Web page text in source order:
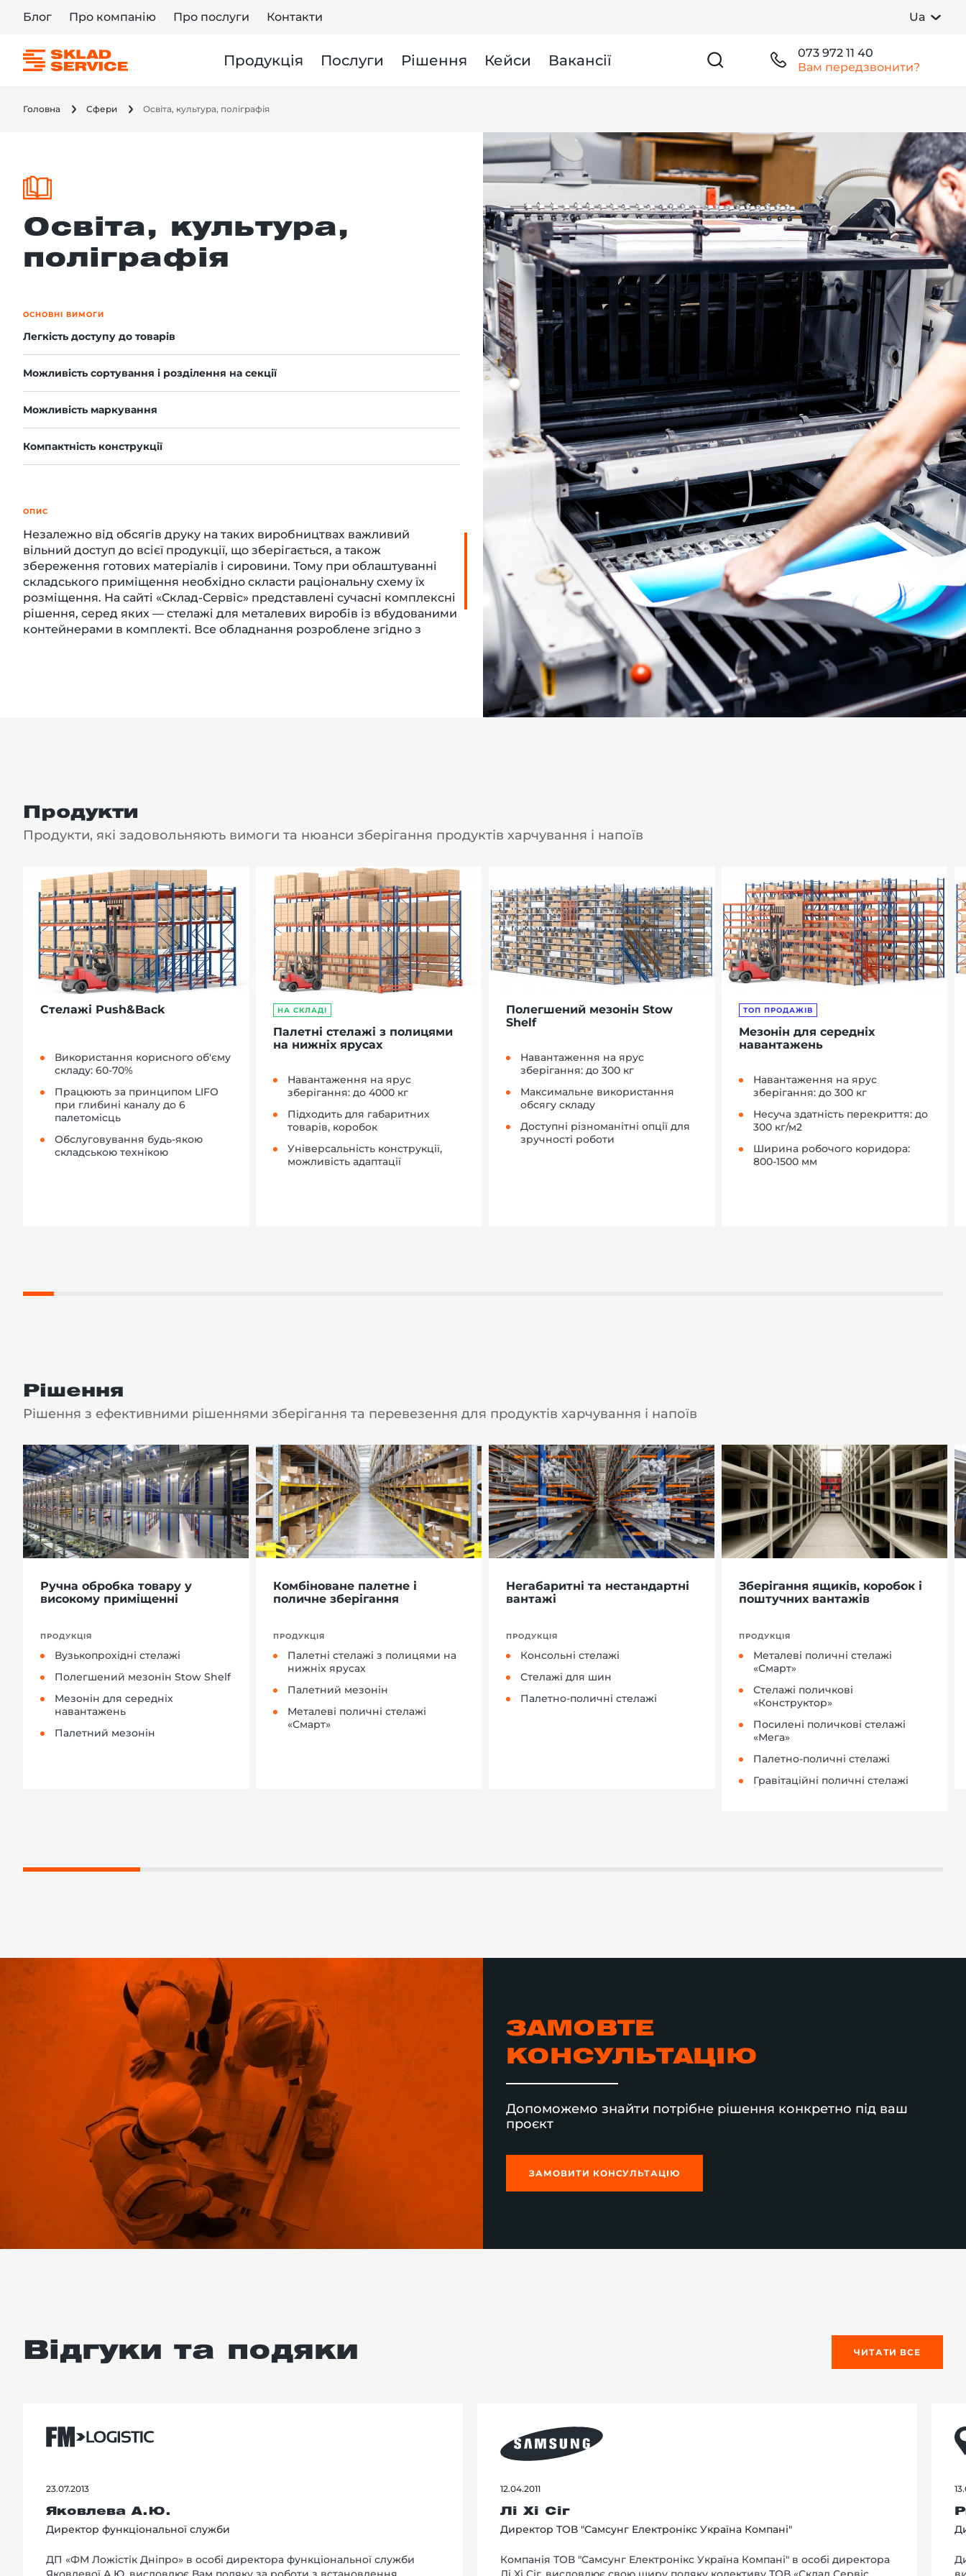
Блог Про компанію Про послуги Контакти Ua
Продукція Послуги Рішення Кейси Вакансії
073 972 11 40
Вам передзвонити?
Головна Сфери Освіта, культура, поліграфія
Освіта, культура,
поліграфія
ОСНОВНІ ВИМОГИ
Легкість доступу до товарів
Можливість сортування і розділення на секції
Можливість маркування
Компактність конструкції
ОПИС
Незалежно від обсягів друку на таких виробництвах важливий
вільний доступ до всієї продукції, що зберігається, а також
збереження готових матеріалів і сировини. Тому при облаштуванні
складського приміщення необхідно скласти раціональну схему їх
розміщення. На сайті «Склад-Сервіс» представлені сучасні комплексні
рішення, серед яких — стелажі для металевих виробів із вбудованими
контейнерами в комплекті. Все обладнання розроблене згідно з
Продукти
Продукти, які задовольняють вимоги та нюанси зберігання продуктів харчування і напоїв
Стелажі Push&Back
Використання корисного об'єму
складу: 60-70%
Працюють за принципом LIFO
при глибині каналу до 6
палетомісць
Обслуговування будь-якою
складською технікою
НА СКЛАДІ
Палетні стелажі з полицями
на нижніх ярусах
Навантаження на ярус
зберігання: до 4000 кг
Підходить для габаритних
товарів, коробок
Універсальність конструкції,
можливість адаптації
Полегшений мезонін Stow
Shelf
Навантаження на ярус
зберігання: до 300 кг
Максимальне використання
обсягу складу
Доступні різноманітні опції для
зручності роботи
ТОП ПРОДАЖІВ
Мезонін для середніх
навантажень
Навантаження на ярус
зберігання: до 300 кг
Несуча здатність перекриття: до
300 кг/м2
Ширина робочого коридора:
800-1500 мм
Рішення
Рішення з ефективними рішеннями зберігання та перевезення для продуктів харчування і напоїв
Ручна обробка товару у
високому приміщенні
ПРОДУКЦІЯ
Вузькопрохідні стелажі
Полегшений мезонін Stow Shelf
Мезонін для середніх
навантажень
Палетний мезонін
Комбіноване палетне і
поличне зберігання
ПРОДУКЦІЯ
Палетні стелажі з полицями на
нижніх ярусах
Палетний мезонін
Металеві поличні стелажі
«Смарт»
Негабаритні та нестандартні
вантажі
ПРОДУКЦІЯ
Консольні стелажі
Стелажі для шин
Палетно-поличні стелажі
Зберігання ящиків, коробок і
поштучних вантажів
ПРОДУКЦІЯ
Металеві поличні стелажі
«Смарт»
Стелажі поличкові
«Конструктор»
Посилені поличкові стелажі
«Мега»
Палетно-поличні стелажі
Гравітаційні поличні стелажі
ЗАМОВТЕ
КОНСУЛЬТАЦІЮ
Допоможемо знайти потрібне рішення конкретно під ваш
проєкт
ЗАМОВИТИ КОНСУЛЬТАЦІЮ
Відгуки та подяки ЧИТАТИ ВСЕ
23.07.2013
Яковлева А.Ю.
Директор функціональної служби
ДП «ФМ Ложістік Дніпро» в особі директора функціональної служби
12.04.2011
Лі Хі Сіг
Директор ТОВ "Самсунг Електронікс Україна Компані"
Компанія ТОВ "Самсунг Електронікс Україна Компані" в особі директора
поверх